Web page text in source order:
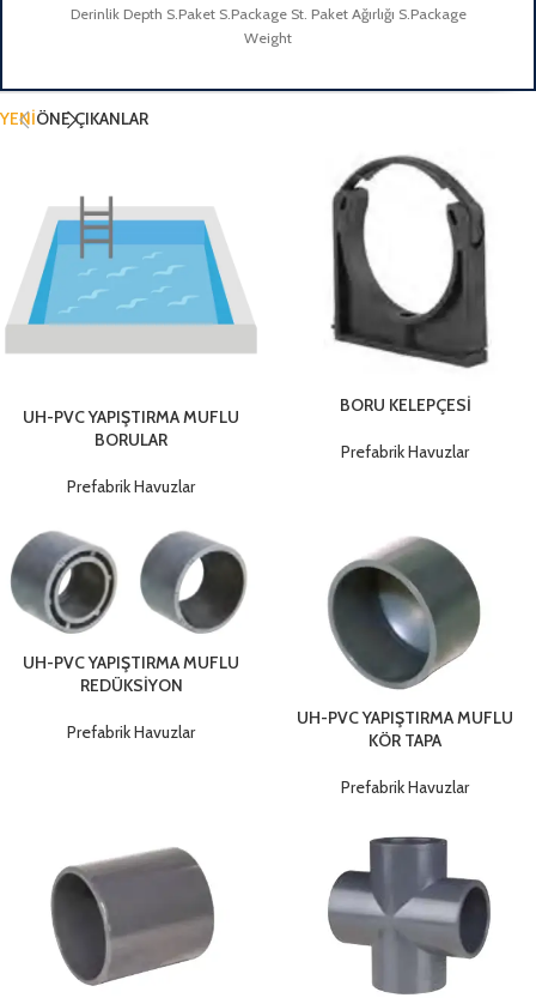
Derinlik Depth S.Paket S.Package St. Paket Ağırlığı S.Package
Weight
YENİÖNE ÇIKANLAR
UH-PVC YAPIŞTIRMA MUFLU
BORULAR
Prefabrik Havuzlar
BORU KELEPÇESİ
Prefabrik Havuzlar
UH-PVC YAPIŞTIRMA MUFLU
REDÜKSİYON
Prefabrik Havuzlar
UH-PVC YAPIŞTIRMA MUFLU
KÖR TAPA
Prefabrik Havuzlar